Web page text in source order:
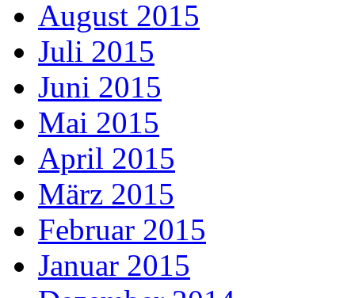
August 2015
Juli 2015
Juni 2015
Mai 2015
April 2015
März 2015
Februar 2015
Januar 2015